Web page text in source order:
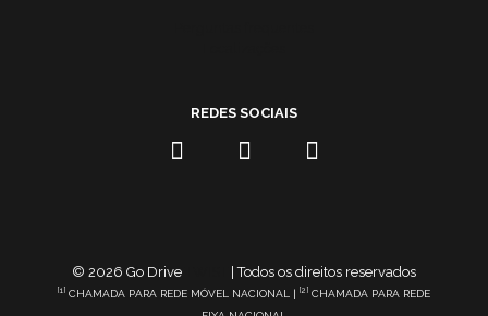
REDES SOCIAIS
© 2026 Go Drive | Todos os direitos reservados
[1] CHAMADA PARA REDE MÓVEL NACIONAL | [2] CHAMADA PARA REDE